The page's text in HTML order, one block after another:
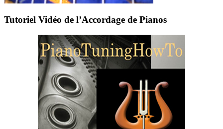
Tutoriel Vidéo de l’Accordage de Pianos